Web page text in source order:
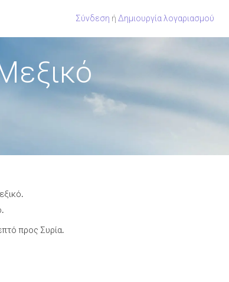
Σύνδεση ή Δημιουργία λογαριασμού
προς Συρία.